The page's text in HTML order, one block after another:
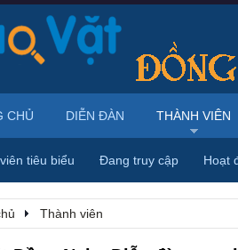
Thành viên
CHỦ DIỄN ĐÀN THÀNH VIÊN
tiêu biểu Đang truy cập Hoạt